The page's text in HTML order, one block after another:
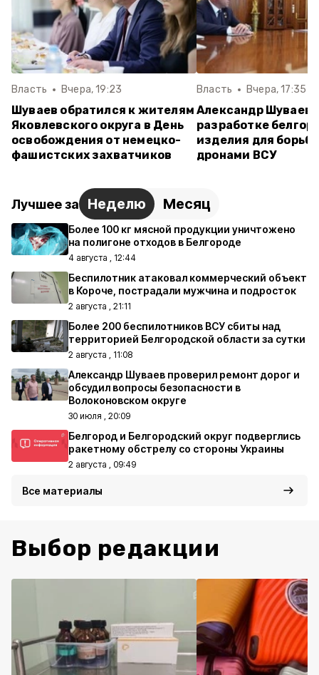
Власть Вчера, 19:23
Шуваев обратился к жителям
Яковлевского округа в День
освобождения от немецко-
фашистских захватчиков
Власть Вчера, 17:35
Александр Шуваев
разработке
изделия для
дронами ВСУ
Лучшее за Неделю Месяц
Более 100 кг мясной продукции уничтожено
на полигоне отходов в Белгороде
4 августа , 12:44
Беспилотник атаковал коммерческий объект
в Короче, пострадали мужчина и подросток
2 августа , 21:11
Более 200 беспилотников ВСУ сбиты над
территорией Белгородской области за сутки
2 августа , 11:08
Александр Шуваев проверил ремонт дорог и
обсудил вопросы безопасности в
Волоконовском округе
30 июля , 20:09
Белгород и Белгородский округ подверглись
ракетному обстрелу со стороны Украины
2 августа , 09:49
Все материалы
Выбор редакции